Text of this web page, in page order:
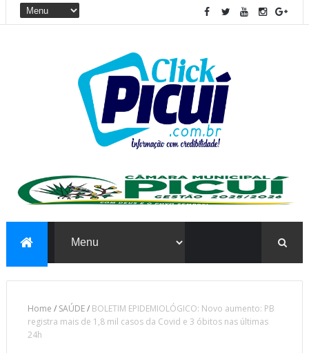
Home / SAÚDE/ BOLETIM EPIDEMIOLÓGICO: Novo aumento: PB
registra mais de 1,8 mil casos da Covid e 3 óbitos nas últimas
24h